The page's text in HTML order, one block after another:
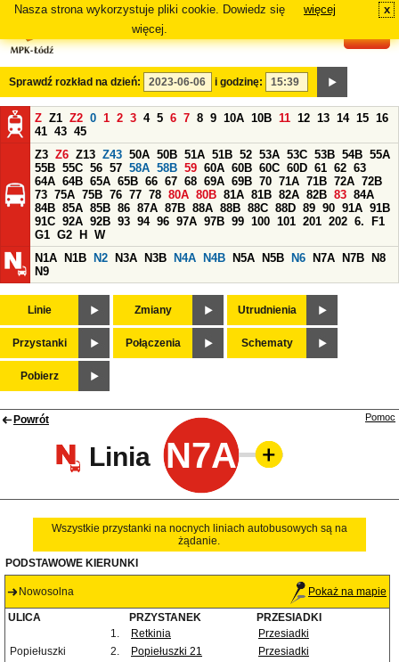
Nasza strona wykorzystuje pliki cookie. Dowiedz się
więcej.
więcej x
Sprawdź rozkład na dzień: i godzinę:
Z Z1 Z2 0 1 2 3 4 5 6 7 8 9 10A 10B 11 12 13 14 15 16
41 43 45
Z3 Z6 Z13 Z43 50A 50B 51A 51B 52 53A 53C 53B 54B 55A
55B 55C 56 57 58A 58B 59 60A 60B 60C 60D 61 62 63
64A 64B 65A 65B 66 67 68 69A 69B 70 71A 71B 72A 72B
73 75A 75B 76 77 78 80A 80B 81A 81B 82A 82B 83 84A
84B 85A 85B 86 87A 87B 88A 88B 88C 88D 89 90 91A 91B
91C 92A 92B 93 94 96 97A 97B 99 100 101 201 202 6.
F1
G1 G2 H
W
N1A
N1B N2 N3A N3B N4A N4B N5A N5B N6 N7A N7B
N8
N9
Linie Zmiany Utrudnienia
Przystanki Połączenia Schematy
Pobierz
Powrót
Linia N7A
Pomoc
Wszystkie przystanki na nocnych liniach autobusowych są na
żądanie.
PODSTAWOWE KIERUNKI
Nowosolna Pokaż na mapie
ULICA PRZYSTANEK
PRZESIADKI
1.
Retkinia
Przesiadki
Popiełuszki
2. Popiełuszki 21
Przesiadki